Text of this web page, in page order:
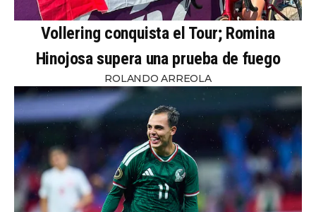
Vollering conquista el Tour; Romina
Hinojosa supera una prueba de fuego
ROLANDO ARREOLA